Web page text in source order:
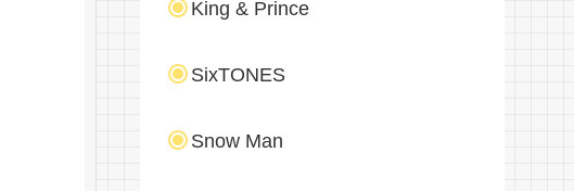
King & Prince
SixTONES
Snow Man